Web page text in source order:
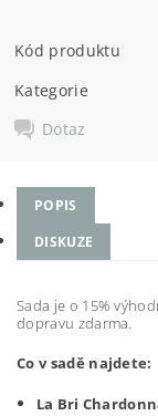
Kód produktu
Kategorie
Dotaz
POPIS
DISKUZE
Sada je o 15%
dopravu zdarma.
Co v sadě najdete:
La Bri